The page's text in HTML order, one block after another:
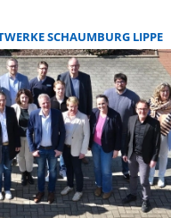
erzielen und zugleich
Greifarmautomaten
Überraschungen auch
Der Wert der
die Wildtier- und
Sachsenhagen
SCHAUMBURG LIPPE